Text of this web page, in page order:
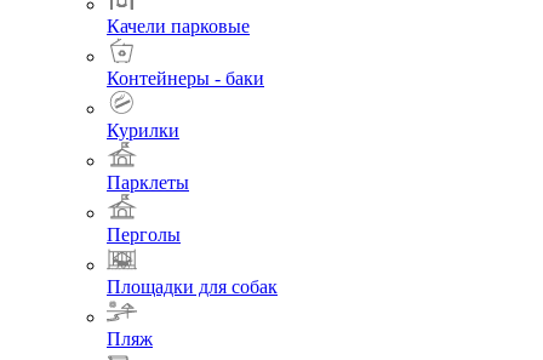
Качели парковые
Контейнеры - баки
Курилки
Парклеты
Перголы
Площадки для собак
Пляж